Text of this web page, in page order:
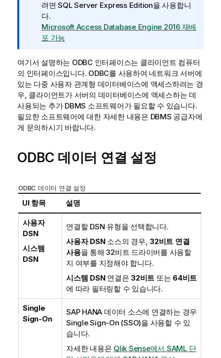
메
모
려면 SQL Server Express Edition을 사용합니
다.
Microsoft Access Database Engine 2016 재배
포 가능
여기서 설명하는 ODBC인터페이스는 클라이언트 컴퓨터
의 인터페이스입니다. ODBC를 사용하여 네트워크 서버에
있는 다중 사용자 관계형 데이터베이스에 액세스하려는 경
우, 클라이언트가 서버의 데이터베이스에 액세스하는 데
사용되는 추가 DBMS 소프트웨어가 필요할 수 있습니다.
필요한 소프트웨어에 대한 자세한 내용은 DBMS 공급자에
게 문의하시기 바랍니다.
ODBC 데이터 연결 설정
ODBC 데이터 연결 설정
UI 항목 설명
사용자
DSN
시스템
DSN
연결할 DSN 유형을 선택합니다.
사용자 DSN소스의 경우, 32비트 연결
사용을 통해 32비트 드라이버를 사용할
지 여부를 지정해야 합니다.
시스템 DSN연결은 32비트 또는 64비트
에 따라 필터링할 수 있습니다.
Single
Sign-On
SAP HANA 데이터 소스에 연결하는 경우
Single Sign-On (SSO)을 사용할 수 있
습니다.
자세한 내용은 Qlik Sense에서 SAML 단